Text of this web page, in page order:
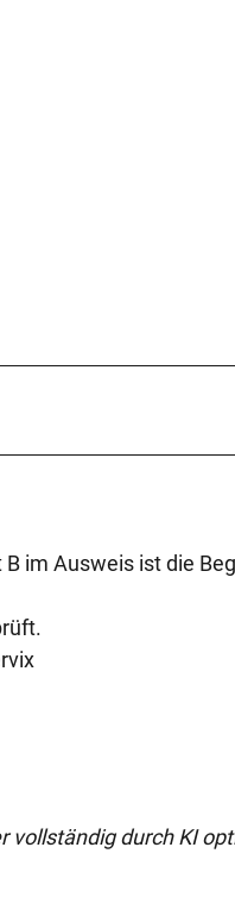
im Ausweis ist die
vollständig durch KI